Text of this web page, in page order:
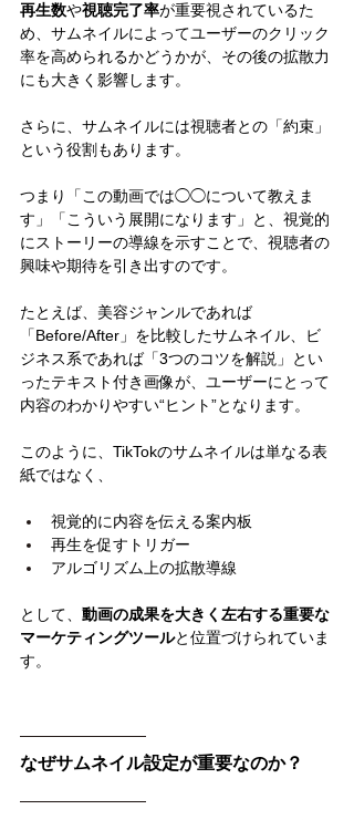
再生数や視聴完了率が重要視されているた
め、サムネイルによってユーザーのクリック
率を高められるかどうかが、その後の拡散力
にも大きく影響します。
さらに、サムネイルには視聴者との「約束」
という役割もあります。
つまり「この動画では◯◯について教えま
す」「こういう展開になります」と、視覚的
にストーリーの導線を示すことで、視聴者の
興味や期待を引き出すのです。
たとえば、美容ジャンルであれば
「Before/After」を比較したサムネイル、ビ
ジネス系であれば「3つのコツを解説」とい
ったテキスト付き画像が、ユーザーにとって
内容のわかりやすい“ヒント”となります。
このように、TikTokのサムネイルは単なる表
紙ではなく、
視覚的に内容を伝える案内板
再生を促すトリガー
アルゴリズム上の拡散導線
として、 動画の成果を大きく左右する重要な
マーケティングツールと位置づけられていま
す。
なぜサムネイル設定が重要なのか？